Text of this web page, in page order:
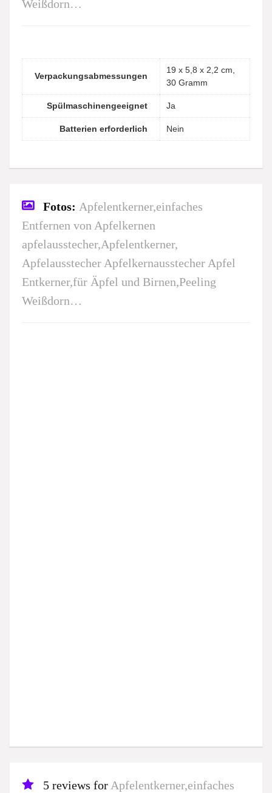
Weißdorn…
Verpackungsabmessungen
‎19 x 5,8 x 2,2 cm,
30 Gramm
Spülmaschinengeeignet ‎Ja
Batterien erforderlich ‎Nein
Fotos: Apfelentkerner,einfaches
Entfernen von Apfelkernen
apfelausstecher,Apfelentkerner,
Apfelausstecher Apfelkernausstecher Apfel
Entkerner,für Äpfel und Birnen,Peeling
Weißdorn…
5 reviews for Apfelentkerner,einfaches